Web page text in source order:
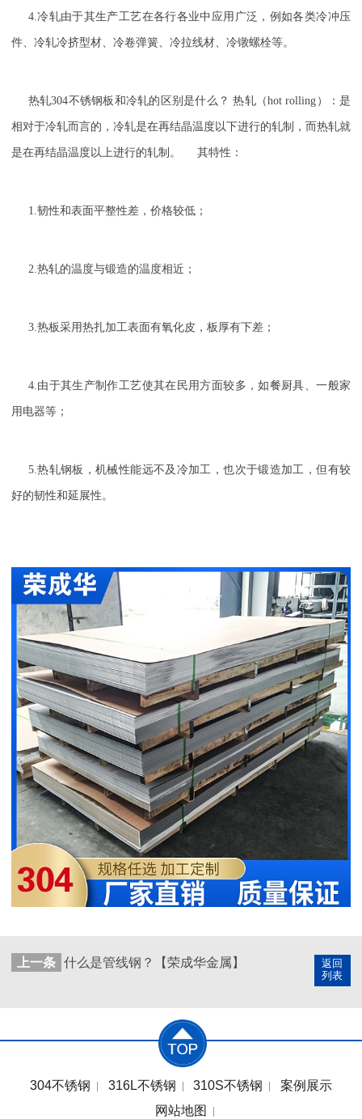
4.冷轧由于其生产工艺在各行各业中应用广泛，例如各类冷冲压
件、冷轧冷挤型材、冷卷弹簧、冷拉线材、冷镦螺栓等。
热轧304不锈钢板和冷轧的区别是什么？热轧（hot rolling）：是
相对于冷轧而言的，冷轧是在再结晶温度以下进行的轧制，而热轧就
是在再结晶温度以上进行的轧制。 其特性：
1.韧性和表面平整性差，价格较低；
2.热轧的温度与锻造的温度相近；
3.热板采用热扎加工表面有氧化皮，板厚有下差；
4.由于其生产制作工艺使其在民用方面较多，如餐厨具、一般家
用电器等；
5.热轧钢板，机械性能远不及冷加工，也次于锻造加工，但有较
好的韧性和延展性。
返回
列表
上一条 什么是管线钢？【荣成华金属】
304不锈钢 316L不锈钢 310S不锈钢
案例展示
网站地图